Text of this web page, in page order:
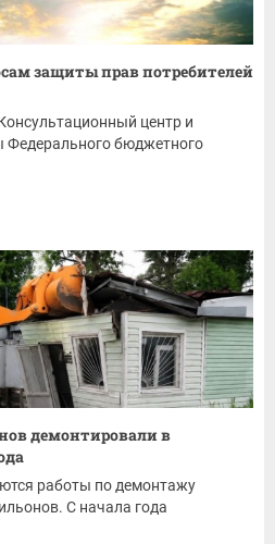
защиты прав потребителей
центр и
Федерального бюджетного
демонтировали в
работы по демонтажу
С начала года